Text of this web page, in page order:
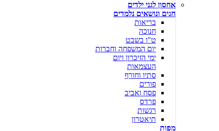
אחסון לגני ילדים
חגים ונושאים נלמדים
בריאות
חנוכה
ט"ו בשבט
יום המשפחה וחברות
ימי הזיכרון ויום
העצמאות
סתיו וחורף
פורים
פסח ואביב
פרדס
רגשות
תיאטרון
מפות